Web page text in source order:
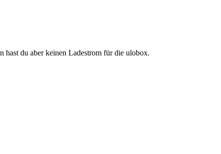
hast du aber keinen Ladestrom für die ulobox.